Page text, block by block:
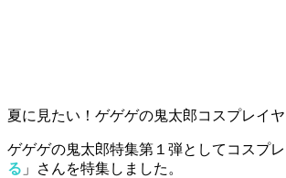
夏に見たい！ゲゲゲの鬼太郎コスプレイヤ
ゲゲゲの鬼太郎特集第１弾としてコスプレ
る 」さんを特集しました。